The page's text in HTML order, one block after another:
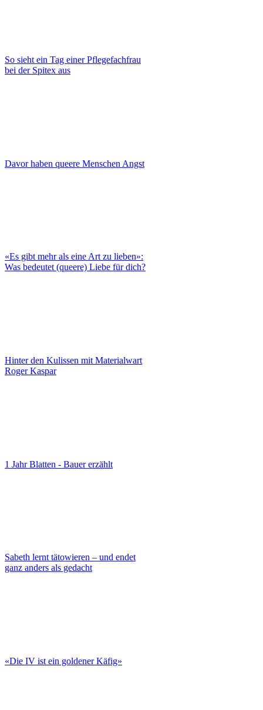
So sieht ein Tag einer Pflegefachfrau
bei der Spitex aus
Davor haben queere Menschen Angst
«Es gibt mehr als eine Art zu lieben»:
Was bedeutet (queere) Liebe für dich?
Hinter den Kulissen mit Materialwart
Roger Kaspar
1 Jahr Blatten - Bauer erzählt
Sabeth lernt tätowieren – und endet
ganz anders als gedacht
«Die IV ist ein goldener Käfig»